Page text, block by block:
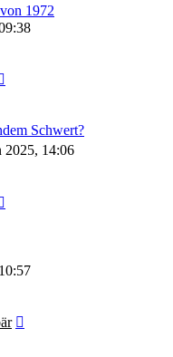
1972
Schwert?
2025, 14:06